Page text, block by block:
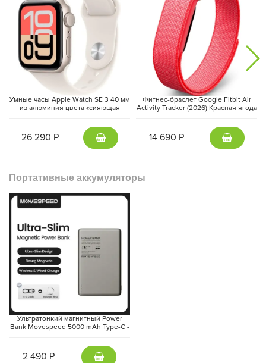
Умные часы Apple Watch SE 3 40 мм
из алюминия цвета «сияющая
«сияющая звезда» (S/M)
26 290 Р
Фитнес-браслет Google Fitbit Air
Activity Tracker (2026) Красная ягода
14 690 Р
Портативные аккумуляторы
Ультратонкий магнитный Power
Bank Movespeed 5000 mAh Type-C -
2 490 Р